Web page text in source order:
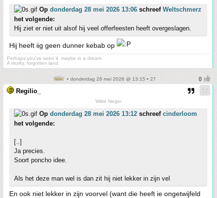
Op donderdag 28 mei 2026 13:06 schreef Weltschmerz
het volgende:
Hij ziet er niet uit alsof hij veel offerfeesten heeft overgeslagen.
Hij heeft iig geen dunner kebab op
Perhaps you've seen it, maybe in a dream.
A murky, forgotten land.
• donderdag 28 mei 2026 @ 13:15 • 27
Regilio_
Witte Neger
Op donderdag 28 mei 2026 13:12 schreef cinderloom
het volgende:
[..]
Ja precies.
Soort poncho idee.
Als het deze man wel is dan zit hij niet lekker in zijn vel
En ook niet lekker in zijn voorvel (want die heeft ie ongetwijfeld